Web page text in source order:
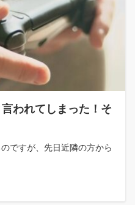
われてしまった！そ
ですが、先日近隣の方から